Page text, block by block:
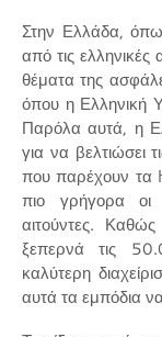
Στην Ελλάδα,
από τις ελληνικές
θέματα της
όπου η Ελληνική
Παρόλα αυτά, η
για να βελτιώσει
που παρέχουν τα
πιο γρήγορα οι
αιτούντες.
ξεπερνά τις
καλύτερη
αυτά τα εμπόδια